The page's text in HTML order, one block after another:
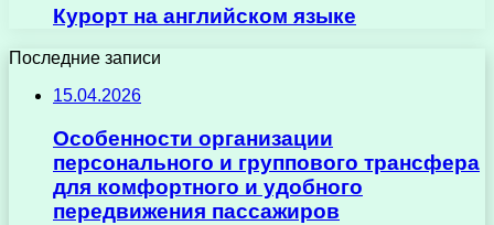
Курорт на английском языке
Последние записи
15.04.2026
Особенности организации
персонального и группового трансфера
для комфортного и удобного
передвижения пассажиров